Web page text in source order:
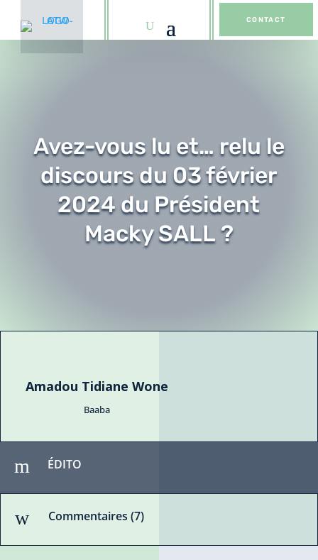
CONTACT
Avez-vous lu et… relu le
discours du 03 février
2024 du Président
Macky SALL ?
Amadou Tidiane Wone
Baaba
m ÉDITO
w Commentaires (7)